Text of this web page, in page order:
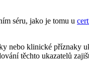
séru, jako je tomu u
nebo klinické příznaky
těchto ukazatelů